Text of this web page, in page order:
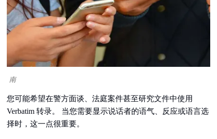
南
您可能希望在警方面谈、法庭案件甚至研究文件中使用
Verbatim 转录。 当您需要显示说话者的语气、反应或语言选
择时，这一点很重要。